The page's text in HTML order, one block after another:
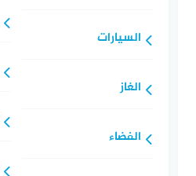
السيارات
الغاز
الفضاء